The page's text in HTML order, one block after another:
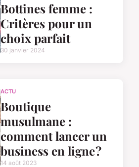
Bottines femme :
Critères pour un
choix parfait
30 janvier 2024
ACTU
Boutique
musulmane :
comment lancer un
business en ligne ?
14 août 2023